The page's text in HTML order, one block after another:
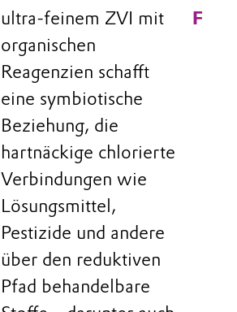
ultra-feinem ZVI mit
organischen
Reagenzien schafft
eine symbiotische
Beziehung, die
hartnäckige chlorierte
Verbindungen wie
Lösungsmittel,
Pestizide und andere
über den reduktiven
Pfad behandelbare
F